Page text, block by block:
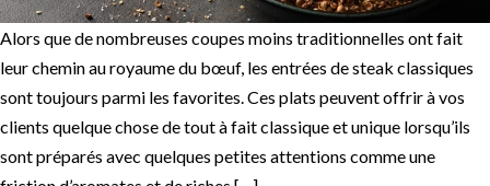
Alors que de nombreuses coupes moins traditionnelles ont fait
leur chemin au royaume du bœuf, les entrées de steak classiques
sont toujours parmi les favorites. Ces plats peuvent offrir à vos
clients quelque chose de tout à fait classique et unique lorsqu’ils
sont préparés avec quelques petites attentions comme une